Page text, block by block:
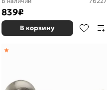
839₽
В корзину